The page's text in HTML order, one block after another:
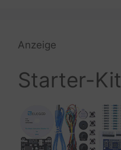
Anzeige
Starter-Kit